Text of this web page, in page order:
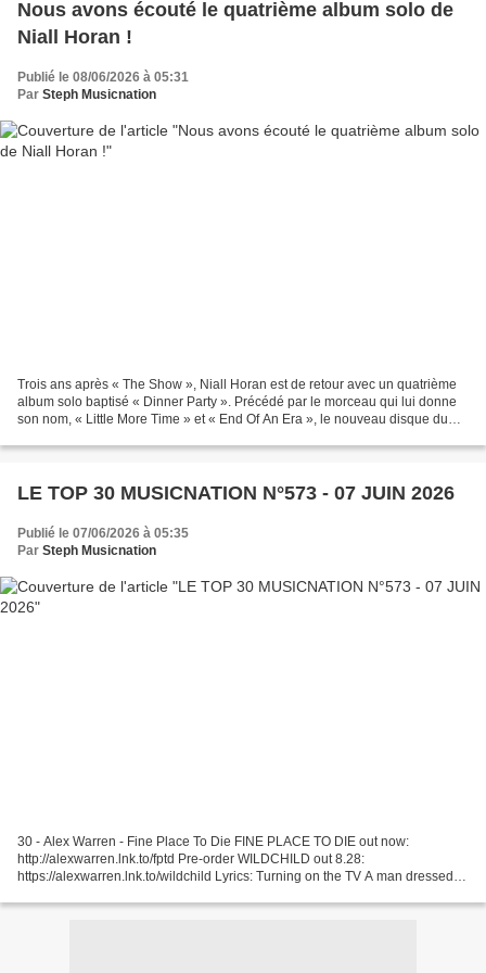
Nous avons écouté le quatrième album solo de
Niall Horan !
Publié le 08/06/2026 à 05:31
Par Steph Musicnation
Trois ans après « The Show », Niall Horan est de retour avec un quatrième
album solo baptisé « Dinner Party ». Précédé par le morceau qui lui donne
son nom, « Little More Time » et « End Of An Era », le nouveau disque du
LE TOP 30 MUSICNATION N°573 - 07 JUIN 2026
Publié le 07/06/2026 à 05:35
Par Steph Musicnation
30 - Alex Warren - Fine Place To Die FINE PLACE TO DIE out now:
http://alexwarren.lnk.to/fptd Pre-order WILDCHILD out 8.28:
https://alexwarren.lnk.to/wildchild Lyrics: Turning on the TV A man dressed in